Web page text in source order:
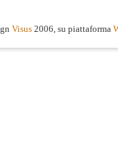
Visus 2006, su piattaforma